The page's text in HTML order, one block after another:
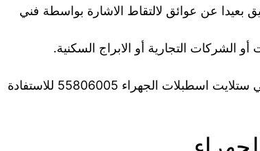
عن عوائق لالتقاط الاشارة بواسطة فني
الشركات التجارية أو الابراج السكنية.
هذا و يمكنكم في اي وقت الاتصال بنا عبر رقم فني ستلايت اسطبلات الجهراء 55806005 للاستفادة